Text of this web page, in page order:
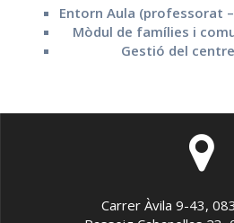
Entorn Aula (professorat
Mòdul de famílies i
Gestió del centre
Carrer Àvila 9-43,